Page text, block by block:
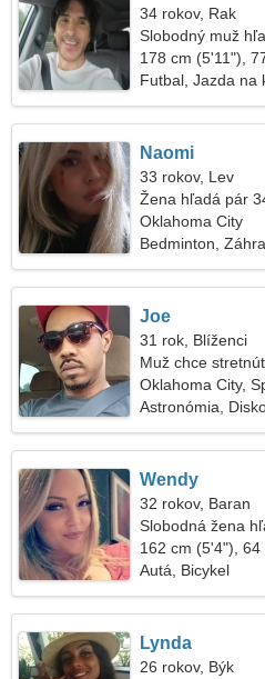
34 rokov, Rak
Slobodný muž
178 cm (5'11"),
Futbal, Jazda na
Naomi
33 rokov, Lev
Žena hľadá pár
Oklahoma City
Bedminton,
Joe
31 rok, Blíženci
Muž chce
Oklahoma City,
Astronómia,
Wendy
32 rokov, Baran
Slobodná žena
162 cm (5'4"),
Autá, Bicykel
Lynda
26 rokov, Býk